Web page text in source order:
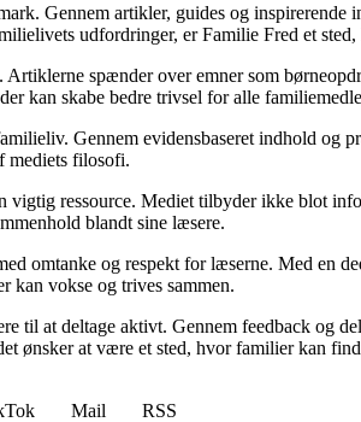
Gennem artikler, guides og
udfordringer, er Familie Fred et
spænder over emner som
kan skabe bedre trivsel for alle
Gennem evidensbaseret indhold
mediets filosofi.
ressource. Mediet tilbyder ikke blot
blandt sine læsere.
omtanke og respekt for læserne. Med
vokse og trives sammen.
til at deltage aktivt. Gennem feedback og
ønsker at være et sted, hvor familier kan
Mail
RSS